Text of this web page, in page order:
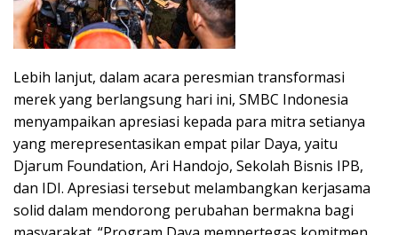
Lebih lanjut, dalam acara peresmian transformasi
merek yang berlangsung hari ini, SMBC Indonesia
menyampaikan apresiasi kepada para mitra setianya
yang merepresentasikan empat pilar Daya, yaitu
Djarum Foundation, Ari Handojo, Sekolah Bisnis IPB,
dan IDI. Apresiasi tersebut melambangkan kerjasama
solid dalam mendorong perubahan bermakna bagi